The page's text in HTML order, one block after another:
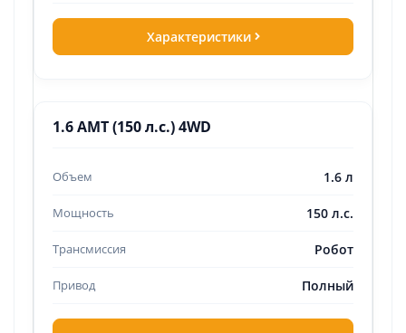
Характеристики
1.6 AMT (150 л.с.) 4WD
1.6 л
150 л.с.
Робот
Полный